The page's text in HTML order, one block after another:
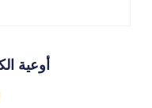
أوعية